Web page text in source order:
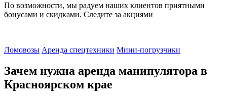
По возможности, мы радуем наших клиентов приятными
бонусами и скидками. Следите за акциями
Ломовозы Аренда спецтехники Мини-погрузчики
Зачем нужна аренда манипулятора в
Красноярском крае